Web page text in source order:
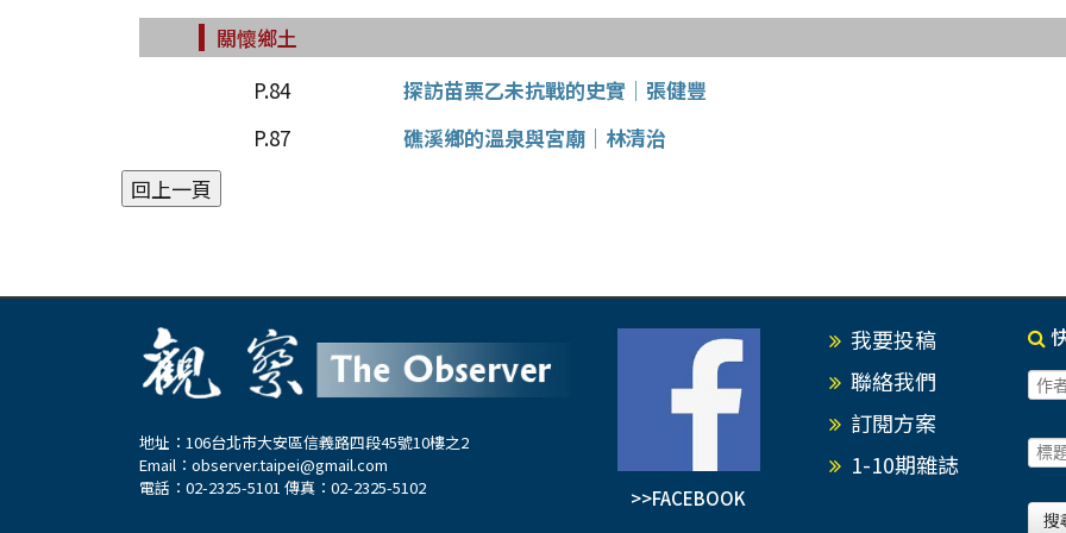
關懷鄉土
P.84
探訪苗栗乙未抗戰的史實│張健豐
P.87
礁溪鄉的溫泉與宮廟│林清治
地址：106台北市大安區信義路四段45號10樓之2
Email： observer.taipei@gmail.com
電話：02-2325-5101 傳真：02-2325-5102
>>FACEBOOK
我要投稿
聯絡我們
訂閱方案
1-10期雜誌